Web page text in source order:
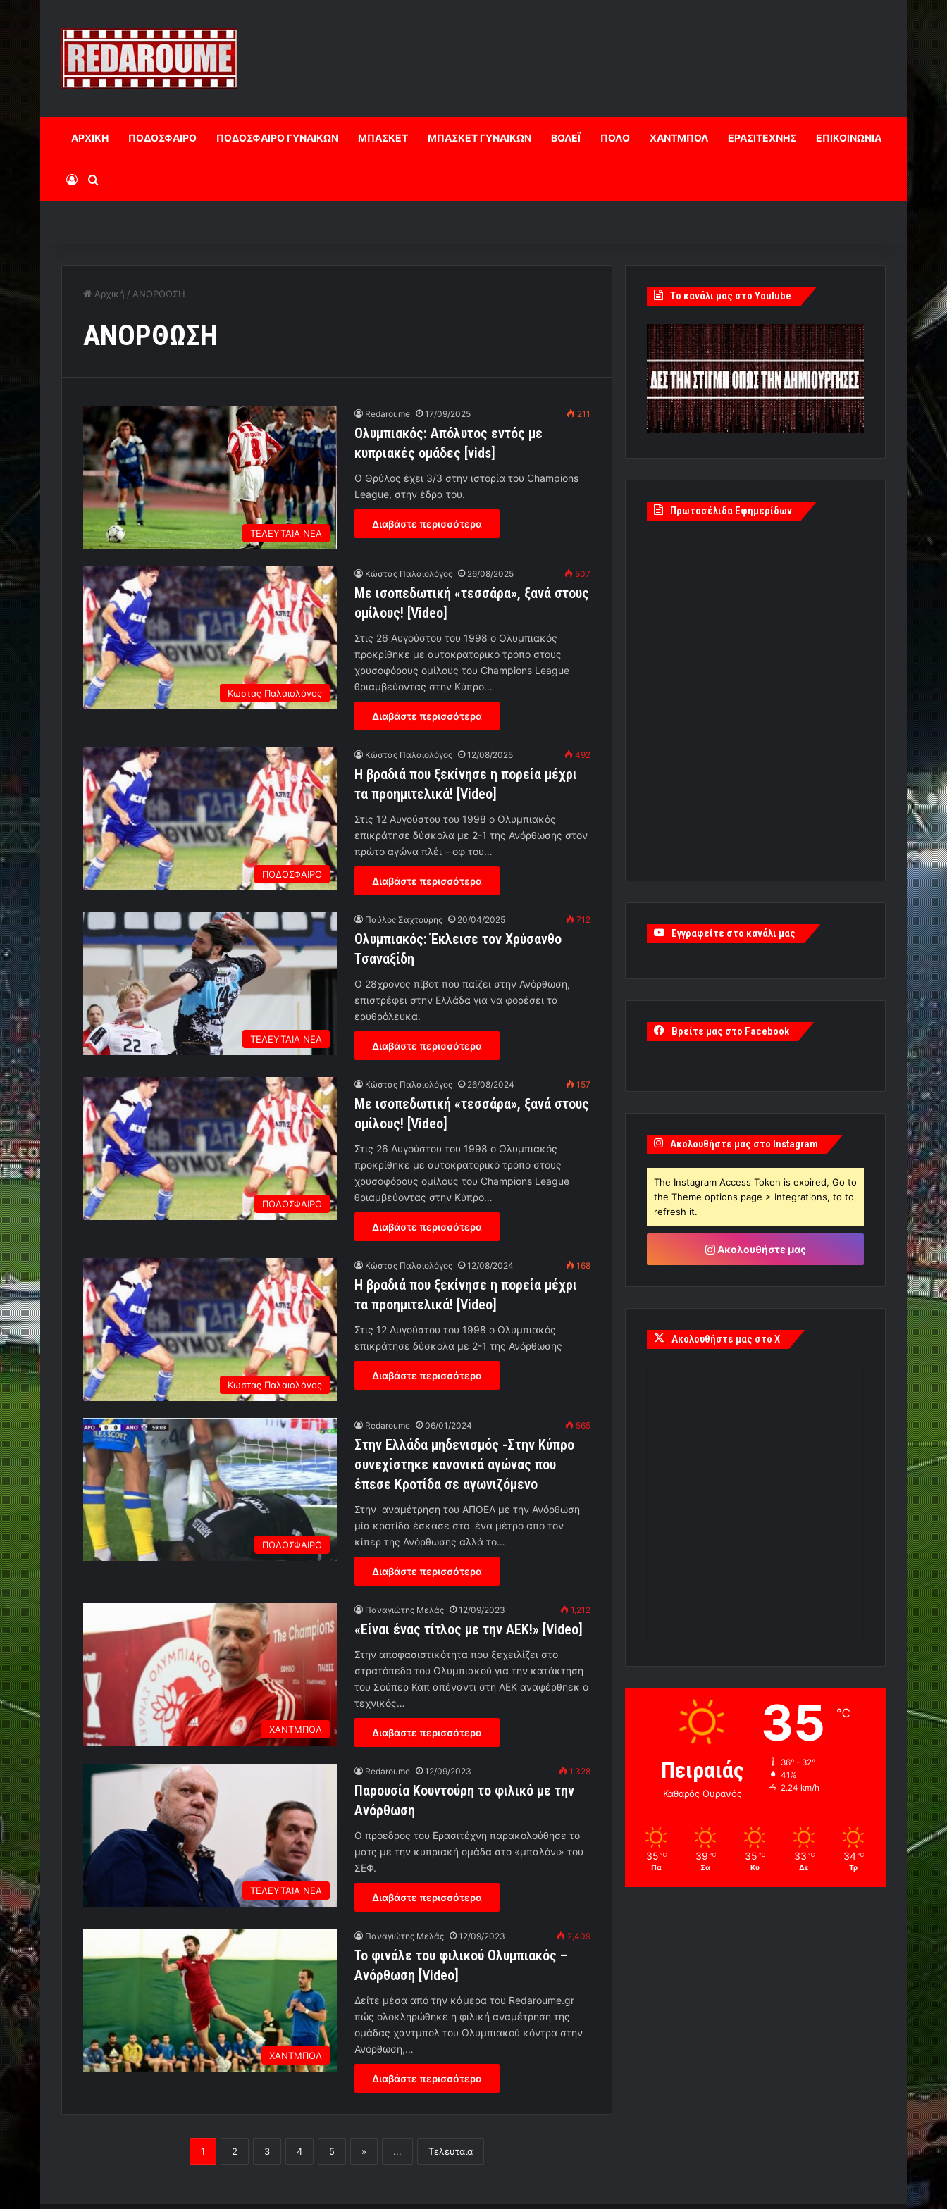
ΑΡΧΙΚΗ ΠΟΔΟΣΦΑΙΡΟ ΠΟΔΟΣΦΑΙΡΟ ΓΥΝΑΙΚΩΝ ΜΠΑΣΚΕΤ ΜΠΑΣΚΕΤ ΓΥΝΑΙΚΩΝ ΒΟΛΕΪ ΠΟΛΟ ΧΑΝΤΜΠΟΛ ΕΡΑΣΙΤΕΧΝΗΣ ΕΠΙΚΟΙΝΩΝΙΑ
Log InΑναζήτηση
Αρχική / ΑΝΟΡΘΩΣΗ
ΑΝΟΡΘΩΣΗ
ΤΕΛΕΥΤΑΙΑ ΝΕΑ
Redaroume 17/09/2025 211
Ολυμπιακός: Απόλυτος εντός με
κυπριακές ομάδες [vids]
Ο Θρύλος έχει 3/3 στην ιστορία του Champions
League, στην έδρα του.
Διαβάστε περισσότερα
Κώστας Παλαιολόγος
Κώστας Παλαιολόγος 26/08/2025 507
Με ισοπεδωτική «τεσσάρα», ξανά στους
ομίλους! [Video]
Στις 26 Αυγούστου του 1998 ο Ολυμπιακός
προκρίθηκε με αυτοκρατορικό τρόπο στους
χρυσοφόρους ομίλους του Champions League
θριαμβεύοντας στην Κύπρο…
Διαβάστε περισσότερα
ΠΟΔΟΣΦΑΙΡΟ
Κώστας Παλαιολόγος 12/08/2025 492
Η βραδιά που ξεκίνησε η πορεία μέχρι
τα προημιτελικά! [Video]
Στις 12 Αυγούστου του 1998 ο Ολυμπιακός
επικράτησε δύσκολα με 2-1 της Ανόρθωσης στον
πρώτο αγώνα πλέι – οφ του…
Διαβάστε περισσότερα
ΤΕΛΕΥΤΑΙΑ ΝΕΑ
Παύλος Σαχτούρης 20/04/2025 712
Ολυμπιακός: Έκλεισε τον Χρύσανθο
Τσαναξίδη
Ο 28χρονος πίβοτ που παίζει στην Ανόρθωση,
επιστρέφει στην Ελλάδα για να φορέσει τα
ερυθρόλευκα.
Διαβάστε περισσότερα
ΠΟΔΟΣΦΑΙΡΟ
Κώστας Παλαιολόγος 26/08/2024 157
Με ισοπεδωτική «τεσσάρα», ξανά στους
ομίλους! [Video]
Στις 26 Αυγούστου του 1998 ο Ολυμπιακός
προκρίθηκε με αυτοκρατορικό τρόπο στους
χρυσοφόρους ομίλους του Champions League
θριαμβεύοντας στην Κύπρο…
Διαβάστε περισσότερα
Κώστας Παλαιολόγος
Κώστας Παλαιολόγος 12/08/2024 168
Η βραδιά που ξεκίνησε η πορεία μέχρι
τα προημιτελικά! [Video]
Στις 12 Αυγούστου του 1998 ο Ολυμπιακός
επικράτησε δύσκολα με 2-1 της Ανόρθωσης
Διαβάστε περισσότερα
ΠΟΔΟΣΦΑΙΡΟ
Redaroume 06/01/2024 565
Στην Ελλάδα μηδενισμός -Στην Κύπρο
συνεχίστηκε κανονικά αγώνας που
έπεσε Κροτίδα σε αγωνιζόμενο
Στην αναμέτρηση του ΑΠΟΕΛ με την Ανόρθωση
μία κροτίδα έσκασε στο ένα μέτρο απο τον
κίπερ της Ανόρθωσης αλλά το…
Διαβάστε περισσότερα
ΧΑΝΤΜΠΟΛ
Παναγιώτης Μελάς 12/09/2023 1,212
«Είναι ένας τίτλος με την ΑΕΚ!» [Video]
Στην αποφασιστικότητα που ξεχειλίζει στο
στρατόπεδο του Ολυμπιακού για την κατάκτηση
του Σούπερ Καπ απέναντι στη ΑΕΚ αναφέρθηεκ ο
τεχνικός…
Διαβάστε περισσότερα
ΤΕΛΕΥΤΑΙΑ ΝΕΑ
Redaroume 12/09/2023 1,328
Παρουσία Κουντούρη το φιλικό με την
Ανόρθωση
Ο πρόεδρος του Ερασιτέχνη παρακολούθησε το
ματς με την κυπριακή ομάδα στο «μπαλόνι» του
ΣΕΦ.
Διαβάστε περισσότερα
ΧΑΝΤΜΠΟΛ
Παναγιώτης Μελάς 12/09/2023 2,409
To φινάλε του φιλικού Ολυμπιακός –
Ανόρθωση [Video]
Δείτε μέσα από την κάμερα του Redaroume.gr
πώς ολοκληρώθηκε η φιλική αναμέτρηση της
ομάδας χάντμπολ του Ολυμπιακού κόντρα στην
Ανόρθωση,…
Διαβάστε περισσότερα
1 2 3 4 5 » ... Τελευταία
Tο κανάλι μας στο Youtube
Πρωτοσέλιδα Εφημερίδων
Εγγραφείτε στο κανάλι μας
Βρείτε μας στο Facebook
Ακολουθήστε μας στο Instagram
The Instagram Access Token is expired, Go to
the Theme options page > Integrations, to to
refresh it.
Ακολουθήστε μας
Ακολουθήστε μας στο X
Πειραιάς
Καθαρός Ουρανός
35 ℃
36º - 32º
41%
2.24 km/h
35 ℃
Πα
39 ℃
Σα
35 ℃
Κυ
33 ℃
Δε
34 ℃
Τρ